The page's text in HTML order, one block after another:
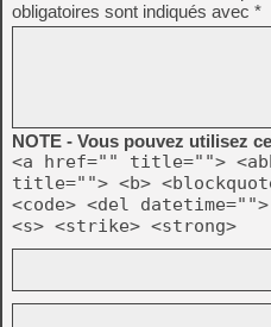
obligatoires sont indiqués avec *
NOTE - Vous pouvez utilisez
<a href="" title="">
title=""> <b>
<code> <del
<s> <strike> <strong>